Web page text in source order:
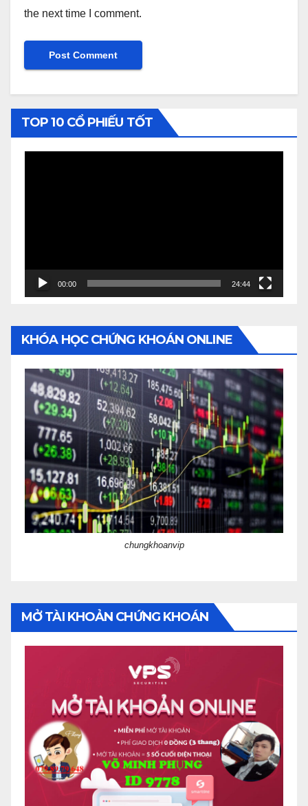
the next time I comment.
TOP 10 CỔ PHIẾU TỐT
00:00 24:44
KHÓA HỌC CHỨNG KHOÁN ONLINE
chungkhoanvip
MỞ TÀI KHOẢN CHỨNG KHOÁN